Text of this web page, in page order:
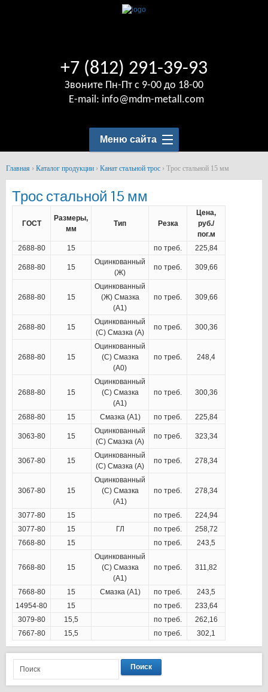
+7 (812) 291-39-93
Звоните Пн-Пт с 9-00 до 18-00
E-mail: info@mdm-metall.com
Меню сайта
Главная › Каталог продукции › Канат стальной трос › Трос стальной 15 мм
Трос стальной 15 мм
ГОСТ
Размеры,
мм
Тип Резка
Цена,
руб./
пог.м
2688-80
15 по треб. 225,84
2688-80 15
Оцинкованный
(Ж)
по треб. 309,66
2688-80 15
Оцинкованный
(Ж) Смазка
(А1)
по треб. 309,66
2688-80 15
Оцинкованный
(С) Смазка (А)
по треб. 300,36
2688-80 15
Оцинкованный
(С) Смазка
(А0)
по треб. 248,4
2688-80 15
Оцинкованный
(С) Смазка
(А1)
по треб. 300,36
2688-80 15 Смазка (А1) по треб. 225,84
3063-80 15
Оцинкованный
(С) Смазка (А)
по треб. 323,34
3067-80 15
Оцинкованный
(С) Смазка (А)
по треб. 278,34
3067-80 15
Оцинкованный
(С) Смазка
(А1)
по треб. 278,34
3077-80 15 по треб.
224,94
3077-80
15 ГЛ по треб.
258,72
7668-80
15 по треб. 243,5
7668-80 15
Оцинкованный
(С) Смазка
(А1)
по треб. 311,82
7668-80 15 Смазка (А1) по треб.
243,5
14954-80
15 по треб.
233,64
3079-80
15,5 по треб.
262,16
7667-80
15,5 по треб. 302,1
Поиск